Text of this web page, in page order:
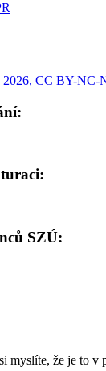
2026, CC BY-NC-
SZÚ:
myslíte, že je to